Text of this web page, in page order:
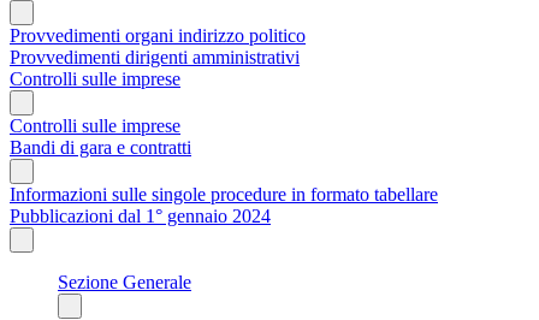
Provvedimenti organi indirizzo politico
Provvedimenti dirigenti amministrativi
Controlli sulle imprese
Controlli sulle imprese
Bandi di gara e contratti
Informazioni sulle singole procedure in formato tabellare
Pubblicazioni dal 1° gennaio 2024
Sezione Generale